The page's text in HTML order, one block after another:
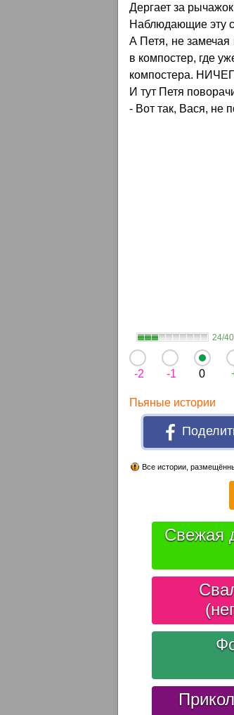
Дергает за
Наблюдающие эту
А Петя, не замечая
в компостер, где
компостера.
И тут Петя
- Вот так, Вася, не
24/40
-2 -1 0
Пьяные истории
Все истории,
Свежая